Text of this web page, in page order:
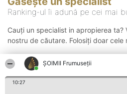
ȘOIMII Frumuseții
10:27
Ranking-ul îi adună pe cei mai
Cauți un specialist in apropierea ta?
nostru de căutare. Folosiți doar cele